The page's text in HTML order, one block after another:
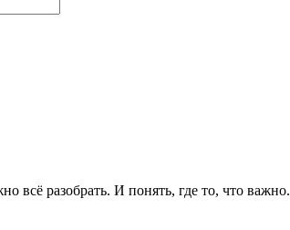
всё разобрать. И понять, где то, что важно.